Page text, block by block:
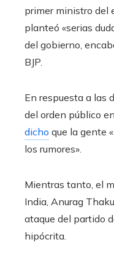
primer ministro del
planteó «serias
del gobierno,
BJP.
En respuesta a las
del orden público
dicho que la gente
los rumores».
Mientras tanto, el
India, Anurag
ataque del partido
hipócrita.